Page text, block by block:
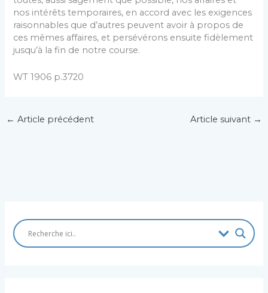
nos intérêts temporaires, en accord avec les exigences
raisonnables que d’autres peuvent avoir à propos de
ces mêmes affaires, et persévérons ensuite fidèlement
jusqu’à la fin de notre course.
WT 1906 p.3720
← Article précédent Article suivant →